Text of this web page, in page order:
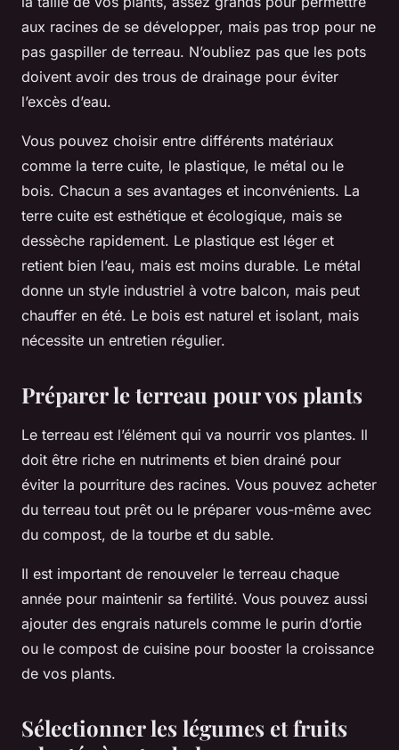
aux racines de se développer, mais pas trop pour ne
pas gaspiller de terreau. N’oubliez pas que les pots
doivent avoir des trous de drainage pour éviter
l’excès d’eau.
Vous pouvez choisir entre différents matériaux
comme la terre cuite, le plastique, le métal ou le
bois. Chacun a ses avantages et inconvénients. La
terre cuite est esthétique et écologique, mais se
dessèche rapidement. Le plastique est léger et
retient bien l’eau, mais est moins durable. Le métal
donne un style industriel à votre balcon, mais peut
chauffer en été. Le bois est naturel et isolant, mais
nécessite un entretien régulier.
Préparer le terreau pour vos plants
Le terreau est l’élément qui va nourrir vos plantes. Il
doit être riche en nutriments et bien drainé pour
éviter la pourriture des racines. Vous pouvez acheter
du terreau tout prêt ou le préparer vous-même avec
du compost, de la tourbe et du sable.
Il est important de renouveler le terreau chaque
année pour maintenir sa fertilité. Vous pouvez aussi
ajouter des engrais naturels comme le purin d’ortie
ou le compost de cuisine pour booster la croissance
de vos plants.
Sélectionner les légumes et fruits